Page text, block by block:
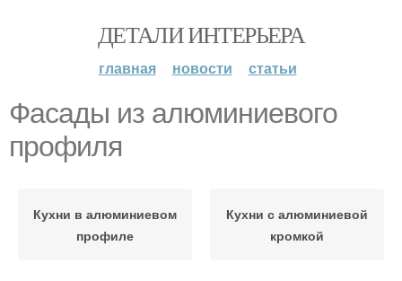
ДЕТАЛИ ИНТЕРЬЕРА
главная новости статьи
Фасады из алюминиевого
профиля
Кухни в алюминиевом
профиле
Кухни с алюминиевой
кромкой